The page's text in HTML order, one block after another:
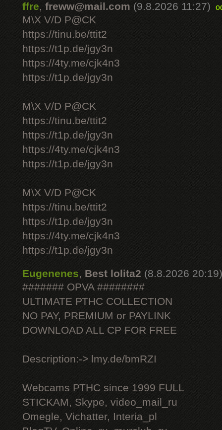
ffre,freww@mail.com (9.8.2026 11:27)
M\X V/D P@CK
https://tinu.be/ttit2
https://t1p.de/jgy3n
https://4ty.me/cjk4n3
https://t1p.de/jgy3n
M\X V/D P@CK
https://tinu.be/ttit2
https://t1p.de/jgy3n
https://4ty.me/cjk4n3
https://t1p.de/jgy3n
M\X V/D P@CK
https://tinu.be/ttit2
https://t1p.de/jgy3n
https://4ty.me/cjk4n3
https://t1p.de/jgy3n
Eugenenes, Best lolita2 (8.8.2026 20:19)
####### OPVA ########
ULTIMATE РТНС COLLECTION
NO PAY, PREMIUM or PAYLINK
DOWNLOAD ALL СР FOR FREE
Description:-> lmy.de/bmRZI
Webcams РТНС since 1999 FULL
STICKAM, Skype, video_mail_ru
Omegle, Vichatter, Interia_pl